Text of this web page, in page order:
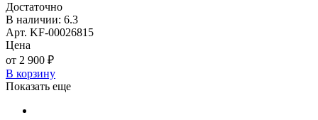
Достаточно
В наличии: 6.3
Арт. KF-00026815
Цена
от 2 900 ₽
В корзину
Показать еще